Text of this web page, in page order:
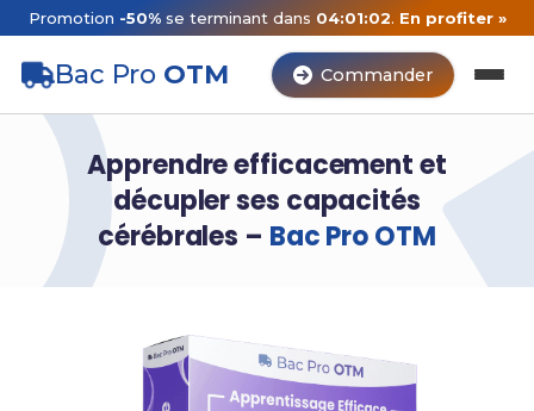
Promotion -50%se terminant dans 04:01:02. En profiter »
Bac Pro OTM Commander
Apprendre efficacement et
décupler ses capacités
cérébrales – Bac Pro OTM